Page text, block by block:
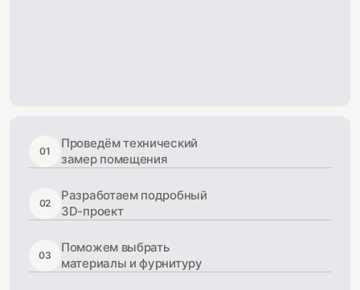
01
Проведём технический
замер помещения
02
Разработаем подробный
3D-проект
03
Поможем выбрать
материалы и фурнитуру